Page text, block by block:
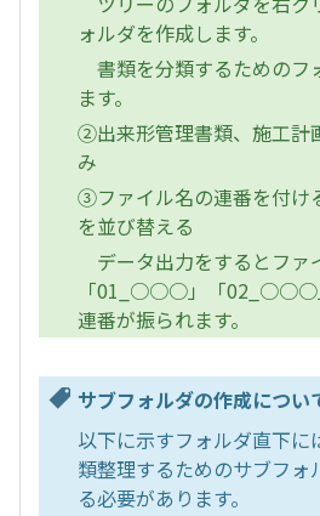
ォルダを作成します。
書類を分類するためのフ
ます。
②出来形管理書類、施工計
み
③ファイル名の連番を付け
を並び替える
データ出力をするとファ
「01_○○○」「02_○○○
連番が振られます。
サブフォルダの作成につい
以下に示すフォルダ直下に
類整理するためのサブフォ
る必要があります。